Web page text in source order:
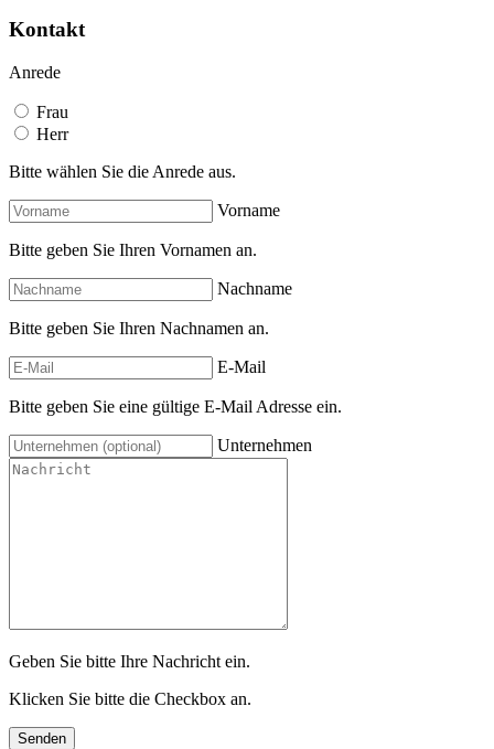
Kontakt
Anrede
Frau
Herr
Bitte wählen Sie die Anrede aus.
Vorname
Bitte geben Sie Ihren Vornamen an.
Nachname
Bitte geben Sie Ihren Nachnamen an.
E-Mail
Bitte geben Sie eine gültige E-Mail Adresse ein.
Unternehmen
Geben Sie bitte Ihre Nachricht ein.
Klicken Sie bitte die Checkbox an.
Senden